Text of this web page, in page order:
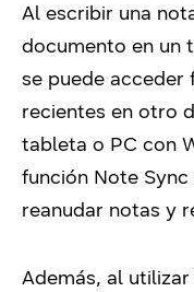
Al escribir una
documento en un
se puede acceder
recientes en otro
tableta o PC con
función Note
reanudar notas y
Además, al